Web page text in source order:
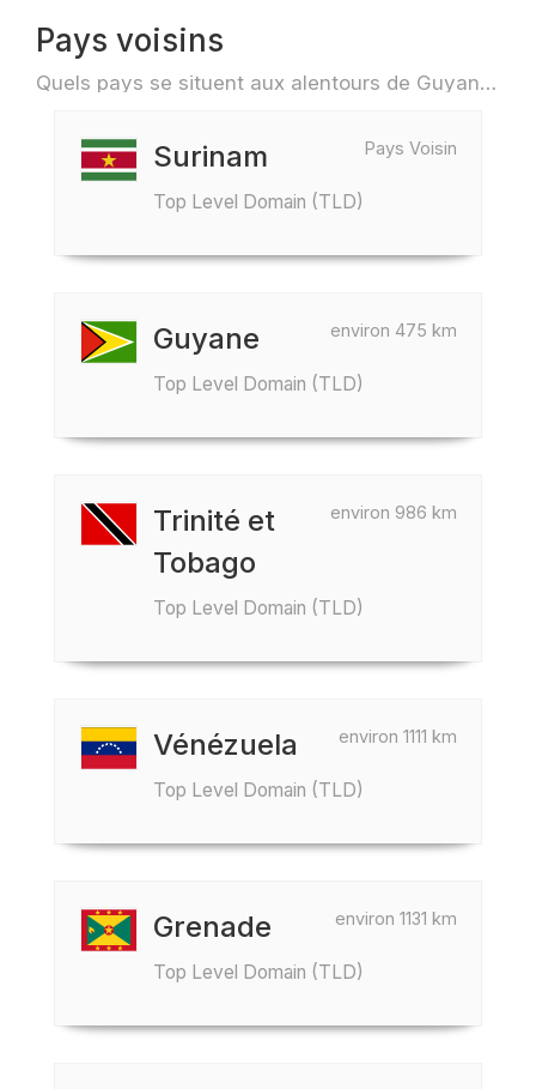
Pays voisins
Quels pays se situent aux alentours de Guyane française par exemple pour des voyage ou des vols
Pays Voisin
Surinam
Top Level Domain (TLD)
environ 475 km
Guyane
Top Level Domain (TLD)
environ 986 km
Trinité et
Tobago
Top Level Domain (TLD)
environ 1111 km
Vénézuela
Top Level Domain (TLD)
environ 1131 km
Grenade
Top Level Domain (TLD)